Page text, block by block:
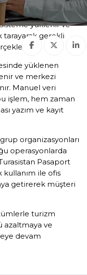
elinde
girer. Müşterinin
yüklenir ve
tarayarak gerekli
yüklenen
ve merkezi
Manuel veri
işlem, hem zaman
yazım ve kayıt
organizasyonları
operasyonlarda
Pasaport
kullanım ile ofis
getirerek müşteri
turizm
azaltmaya ve
devam